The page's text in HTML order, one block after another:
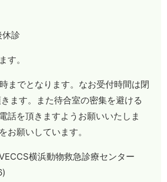
診
す。
までとなります。なお受付時間は閉
ます。また待合室の密集を避ける
話を頂きますようお願いいたしま
お願いしています。
横浜動物救急診療センター